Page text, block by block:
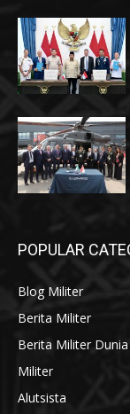
POPULAR
Blog Militer
Berita Militer
Berita Militer Dunia
Militer
Alutsista